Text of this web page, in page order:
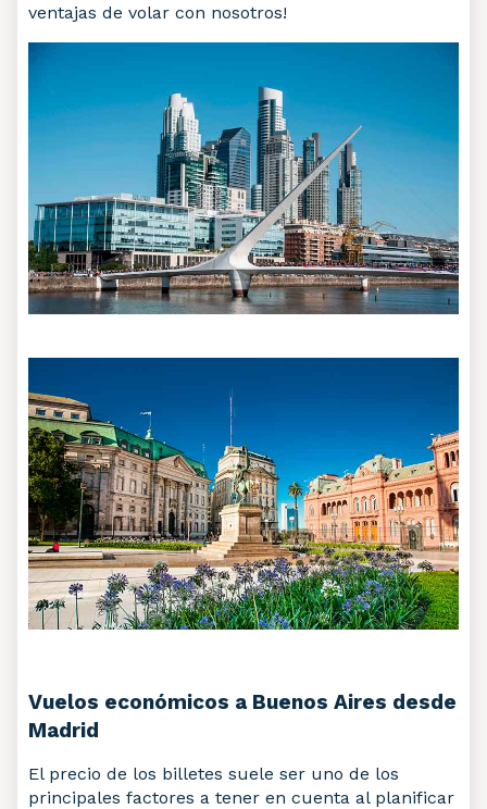
ventajas de volar con nosotros!
Vuelos económicos a Buenos Aires desde
Madrid
El precio de los billetes suele ser uno de los
principales factores a tener en cuenta al planificar